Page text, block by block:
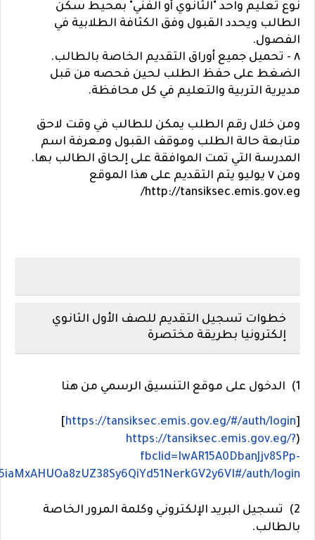
نوع تعليم واحد "الثانوي أو الفني" بمحيط سكن
الطالب ويحدد القبول وفق الكثافة الطلابية في
الفصول.
٨ - تحميل جميع أوراق التقديم الخاصة بالطالب.
الضغط على حفظ الطلب لحين فحصه من قبل
مديرية التربية والتعليم في كل محافظة.
ومن خلال رقم الطلب يمكن للطالب في وقت لاحق
متابعة حالة الطلب وموقف القبول ومعرفة اسم
المدرسة التي تمت الموافقة على إلحاق الطالب بها.
ومن ٧ يوليو يتم التقديم على هذا الموقع
http://tansiksec.emis.gov.eg/
خطوات تسجيل التقديم للصف الأول الثانوي
إلكترونيا بطريقة مختصرة
1) الدخول على موقع التنسيق الرسمي من هنا
https://tansiksec.emis.gov.eg/#/auth/login
(
https://tansiksec.emis.gov.eg/?
fbclid=IwAR15A0DbanJjv8SPp-
auth/login
2) تسجيل البريد الإلكتروني وكلمة المرور الخاصة
بالطالب.